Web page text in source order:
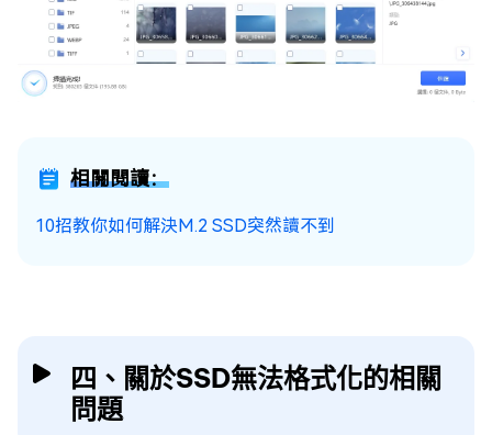
相關閱讀：
10招教你如何解決M.2 SSD突然讀不到
四、關於SSD無法格式化的相關
問題